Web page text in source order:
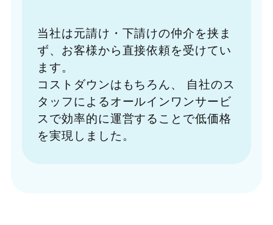
当社は元請け・下請けの仲介を挟ま
ず、お客様から直接依頼を受けてい
ます。
コストダウンはもちろん、
自社のス
タッフによるオールインワンサービ
スで効率的に運営することで低価格
を実現しました。